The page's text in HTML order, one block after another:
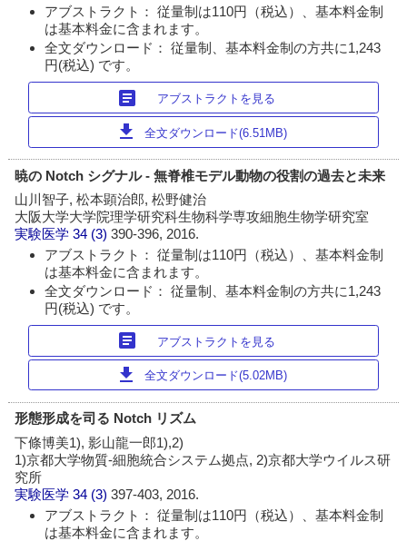
アブストラクト： 従量制は110円（税込）、基本料金制
は基本料金に含まれます。
全文ダウンロード： 従量制、基本料金制の方共に1,243
円(税込) です。
article アブストラクトを見る
download 全文ダウンロード(6.51MB)
暁の Notch シグナル - 無脊椎モデル動物の役割の過去と未来
山川智子, 松本顕治郎, 松野健治
大阪大学大学院理学研究科生物科学専攻細胞生物学研究室
実験医学 34 (3)390-396, 2016.
アブストラクト： 従量制は110円（税込）、基本料金制
は基本料金に含まれます。
全文ダウンロード： 従量制、基本料金制の方共に1,243
円(税込) です。
article アブストラクトを見る
download 全文ダウンロード(5.02MB)
形態形成を司る Notch リズム
下條博美1), 影山龍一郎1),2)
1)京都大学物質-細胞統合システム拠点, 2)京都大学ウイルス研
究所
実験医学 34 (3)397-403, 2016.
アブストラクト： 従量制は110円（税込）、基本料金制
は基本料金に含まれます。